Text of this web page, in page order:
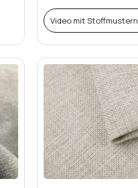
Video mit Stoffmustern